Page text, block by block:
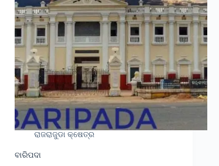
ରାଜରାଜୁଡା କ୍ଷେତ୍ର
ବାରିପଦା